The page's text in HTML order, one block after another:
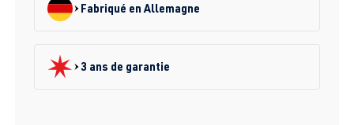
Fabriqué en Allemagne
3 ans de garantie